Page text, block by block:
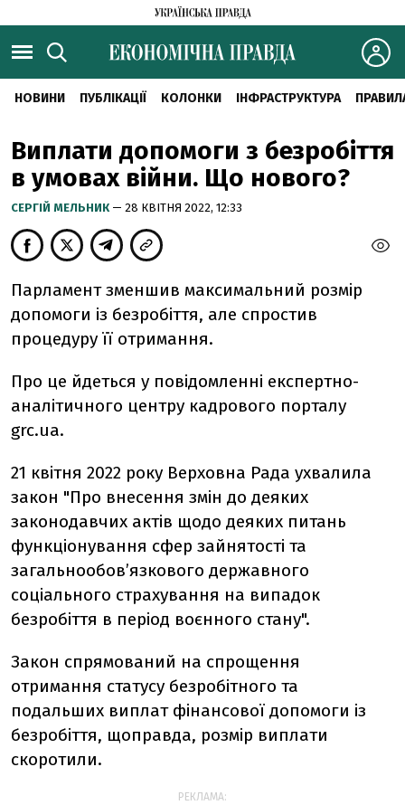
НОВИНИ ПУБЛІКАЦІЇ КОЛОНКИ ІНФРАСТРУКТУРА
Виплати допомоги з безробіття
в умовах війни. Що нового?
CЕРГІЙ МЕЛЬНИК — 28 КВІТНЯ 2022, 12:33
Парламент зменшив максимальний розмір
допомоги із безробіття, але спростив
процедуру її отримання.
Про це йдеться у повідомленні експертно-
аналітичного центру кадрового порталу
grc.ua.
21 квітня 2022 року Верховна Рада ухвалила
закон "Про внесення змін до деяких
законодавчих актів щодо деяких питань
функціонування сфер зайнятості та
загальнообов’язкового державного
соціального страхування на випадок
безробіття в період воєнного стану".
Закон спрямований на спрощення
отримання статусу безробітного та
подальших виплат фінансової допомоги із
безробіття, щоправда, розмір виплати
скоротили.
РЕКЛАМА: